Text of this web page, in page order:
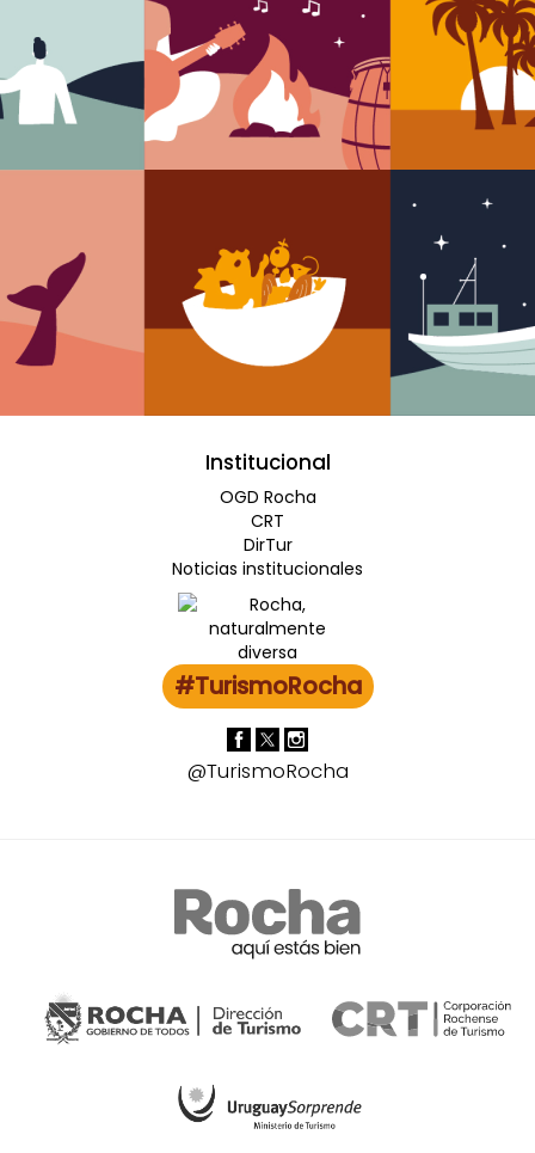
Institucional
OGD Rocha
CRT
DirTur
Noticias institucionales
#TurismoRocha
@TurismoRocha